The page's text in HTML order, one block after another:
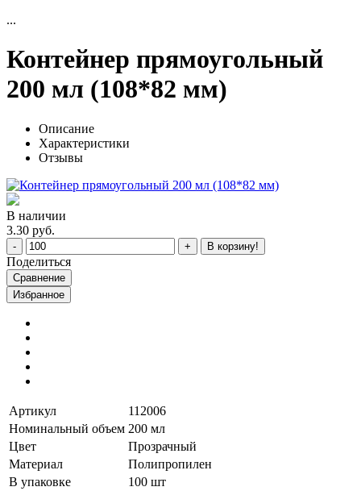
...
Контейнер прямоугольный
200 мл (108*82 мм)
Описание
Характеристики
Отзывы
В наличии
3.30 руб.
В корзину!
Поделиться
Сравнение
Избранное
Артикул
112006
Номинальный объем 200 мл
Цвет
Прозрачный
Материал
Полипропилен
В упаковке
100 шт